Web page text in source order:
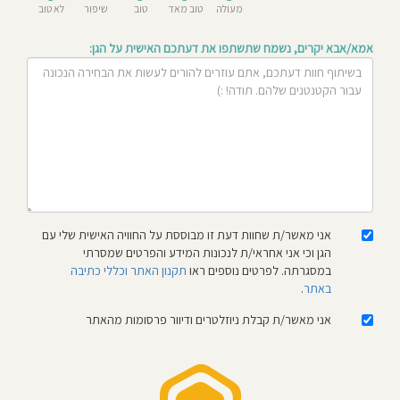
מעולה טוב מאד טוב
שיפור
לא טוב
אמא/אבא יקרים, נשמח שתשתפו את דעתכם האישית על הגן:
אני מאשר/ת שחוות דעת זו מבוססת על החוויה האישית שלי עם
הגן וכי אני אחראי/ת לנכונות המידע והפרטים שמסרתי
במסגרתה. לפרטים נוספים ראו תקנון האתר וכללי כתיבה
באתר.
אני מאשר/ת קבלת ניוזלטרים ודיוור פרסומות מהאתר